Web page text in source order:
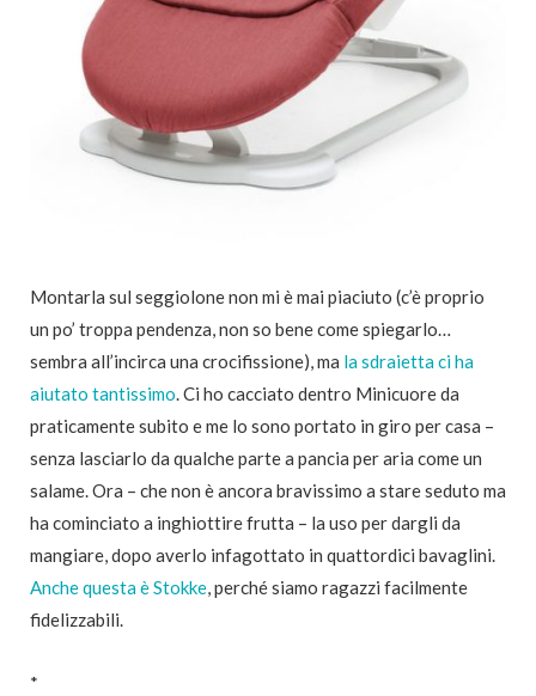
Montarla sul seggiolone non mi è mai piaciuto (c’è proprio
un po’ troppa pendenza, non so bene come spiegarlo…
sembra all’incirca una crocifissione), ma la sdraietta ci ha
aiutato tantissimo. Ci ho cacciato dentro Minicuore da
praticamente subito e me lo sono portato in giro per casa –
senza lasciarlo da qualche parte a pancia per aria come un
salame. Ora – che non è ancora bravissimo a stare seduto ma
ha cominciato a inghiottire frutta – la uso per dargli da
mangiare, dopo averlo infagottato in quattordici bavaglini.
Anche questa è Stokke, perché siamo ragazzi facilmente
fidelizzabili.
*